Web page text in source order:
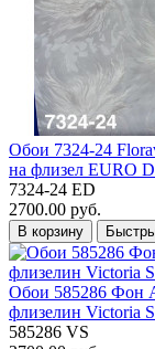
Обои 7324-24
на флизел EURO
7324-24 ED
2700.00 руб.
В корзину
Обои 585286 Фон
флизелин Victoria
585286 VS